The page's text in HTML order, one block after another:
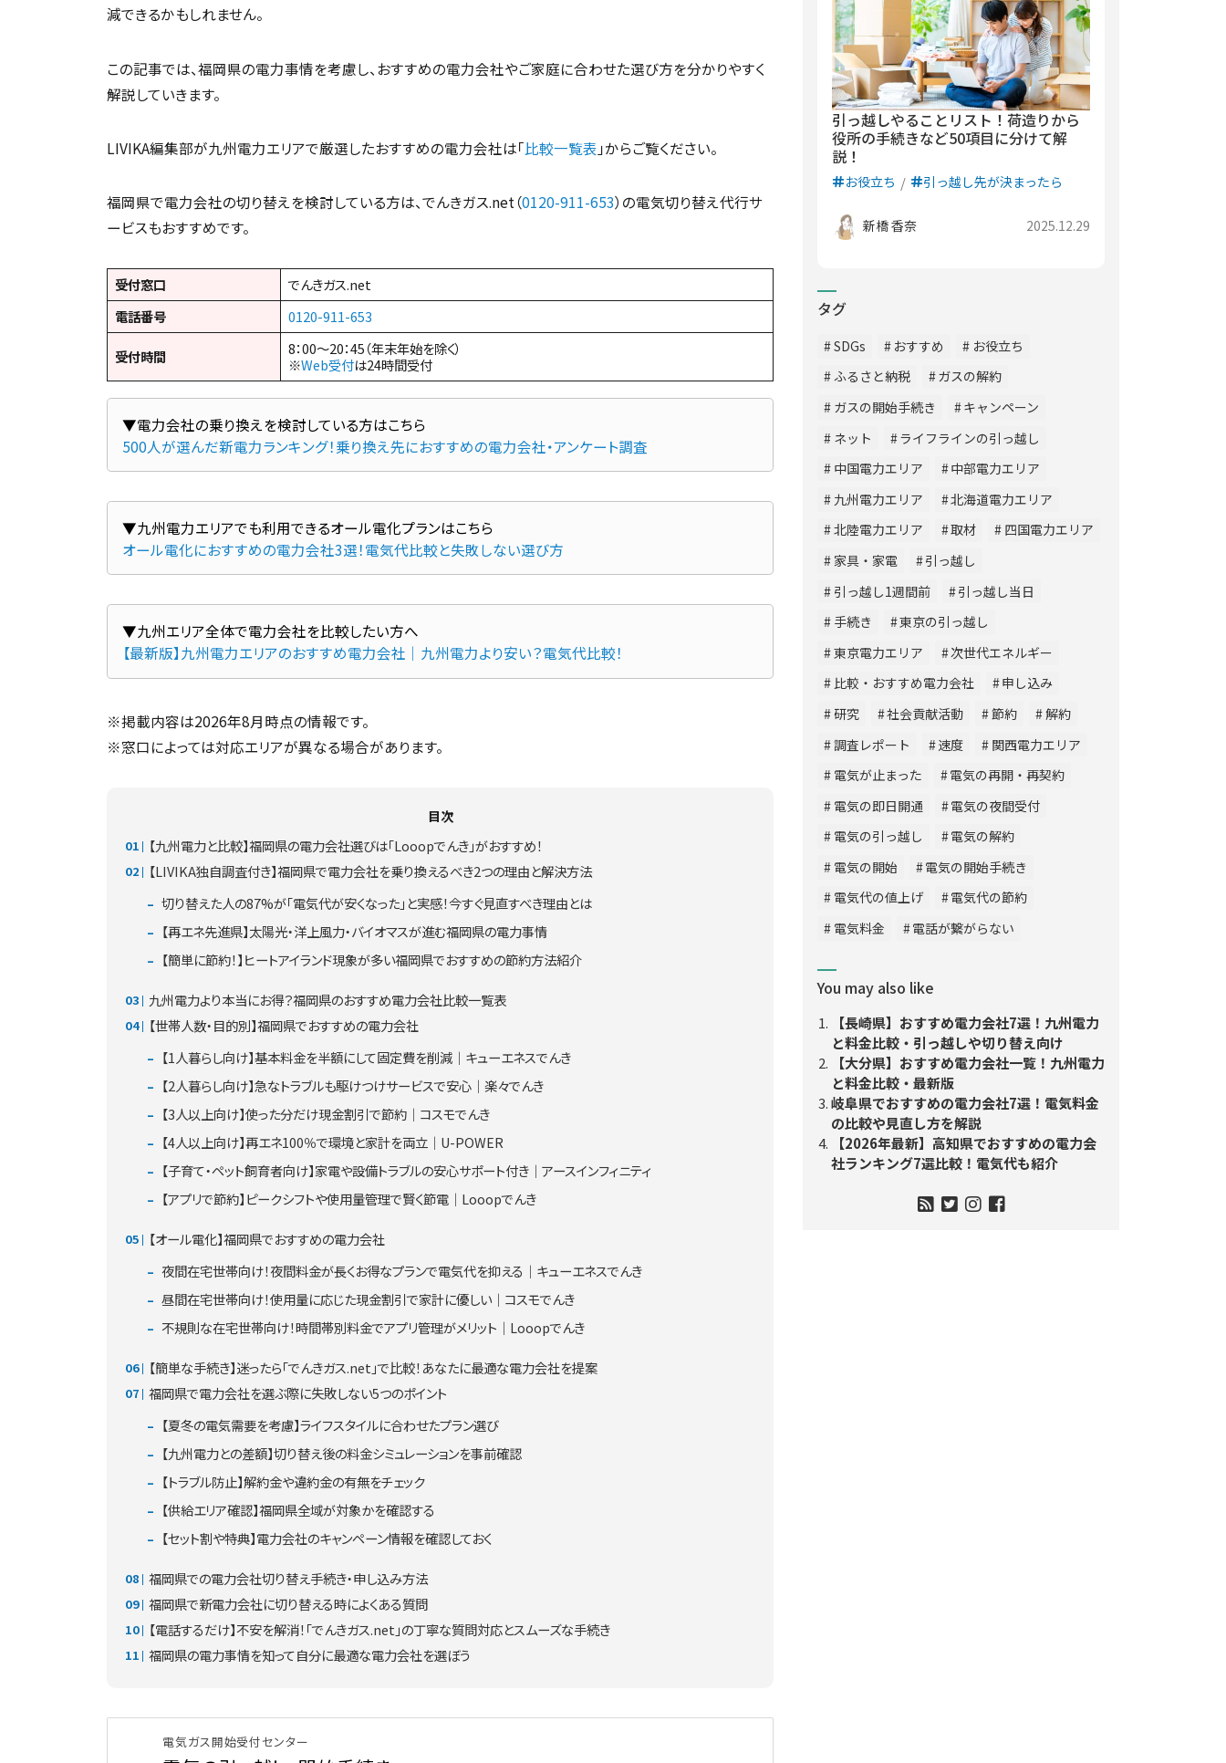
減できるかもしれません。
この記事では、福岡県の電力事情を考慮し、おすすめの電力会社やご家庭に合わせた選び方を分かりやすく
解説していきます。
LIVIKA編集部が九州電力エリアで厳選したおすすめの電力会社は「比較一覧表 」からご覧ください。
福岡県で電力会社の切り替えを検討している方は、でんきガス.net（0120-911-653）の電気切り替え代行サ
ービスもおすすめです。
受付窓口
でんきガス.net
電話番号
0120-911-653
受付時間
8：00～20：45（年末年始を除く）
※Web受付は24時間受付
500人が選んだ新電力ランキング！乗り換え先におすすめの電力会社・アンケート調査
オール電化におすすめの電力会社3選！電気代比較と失敗しない選び方
【最新版】九州電力エリアのおすすめ電力会社｜九州電力より安い？電気代比較！
※掲載内容は2026年8月時点の情報です。
※窓口によっては対応エリアが異なる場合があります。
目次
【九州電力と比較】福岡県の電力会社選びは「Looopでんき」がおすすめ！
【LIVIKA独自調査付き】福岡県で電力会社を乗り換えるべき2つの理由と解決方法
切り替えた人の87%が「電気代が安くなった」と実感！今すぐ見直すべき理由とは
【再エネ先進県】太陽光・洋上風力・バイオマスが進む福岡県の電力事情
【簡単に節約！】ヒートアイランド現象が多い福岡県でおすすめの節約方法紹介
九州電力より本当にお得？福岡県のおすすめ電力会社比較一覧表
【世帯人数・目的別】福岡県でおすすめの電力会社
【1人暮らし向け】基本料金を半額にして固定費を削減｜キューエネスでんき
【2人暮らし向け】急なトラブルも駆けつけサービスで安心｜楽々でんき
【3人以上向け】使った分だけ現金割引で節約｜コスモでんき
【4人以上向け】再エネ100％で環境と家計を両立｜U-POWER
【子育て・ペット飼育者向け】家電や設備トラブルの安心サポート付き｜アースインフィニティ
【アプリで節約】ピークシフトや使用量管理で賢く節電｜Looopでんき
【オール電化】福岡県でおすすめの電力会社
夜間在宅世帯向け！夜間料金が長くお得なプランで電気代を抑える｜キューエネスでんき
昼間在宅世帯向け！使用量に応じた現金割引で家計に優しい｜コスモでんき
不規則な在宅世帯向け！時間帯別料金でアプリ管理がメリット｜Looopでんき
【簡単な手続き】迷ったら「でんきガス.net」で比較！あなたに最適な電力会社を提案
福岡県で電力会社を選ぶ際に失敗しない5つのポイント
【夏冬の電気需要を考慮】ライフスタイルに合わせたプラン選び
【九州電力との差額】切り替え後の料金シミュレーションを事前確認
【トラブル防止】解約金や違約金の有無をチェック
【供給エリア確認】福岡県全域が対象かを確認する
【セット割や特典】電力会社のキャンペーン情報を確認しておく
福岡県での電力会社切り替え手続き・申し込み方法
福岡県で新電力会社に切り替える時によくある質問
【電話するだけ】不安を解消！「でんきガス.net」の丁寧な質問対応とスムーズな手続き
福岡県の電力事情を知って自分に最適な電力会社を選ぼう
電気ガス開始受付センター
引っ越しやることリスト！荷造りから
役所の手続きなど50項目に分けて解
説！
お役立ち 引っ越し先が決まったら
新橋 香奈 2025.12.29
タグ
SDGs おすすめ
お役立ち
ふるさと納税
ガスの解約
ガスの開始手続き
キャンペーン
ネット
ライフラインの引っ越し
中国電力エリア
中部電力エリア
九州電力エリア
北海道電力エリア
北陸電力エリア
取材
四国電力エリア
家具・家電
引っ越し
引っ越し1週間前
引っ越し当日
手続き
東京の引っ越し
東京電力エリア
次世代エネルギー
比較・おすすめ電力会社
申し込み
研究
社会貢献活動 節約
解約
調査レポート
速度
関西電力エリア
電気が止まった
電気の再開・再契約
電気の即日開通
電気の夜間受付
電気の引っ越し
電気の解約
電気の開始
電気の開始手続き
電気代の値上げ
電気代の節約
電気料金
電話が繋がらない
You may also like
【長崎県】おすすめ電力会社7選！九州電力
と料金比較・引っ越しや切り替え向け
【大分県】おすすめ電力会社一覧！九州電力
と料金比較・最新版
岐阜県でおすすめの電力会社7選！電気料金
の比較や見直し方を解説
【2026年最新】高知県でおすすめの電力会
社ランキング7選比較！電気代も紹介